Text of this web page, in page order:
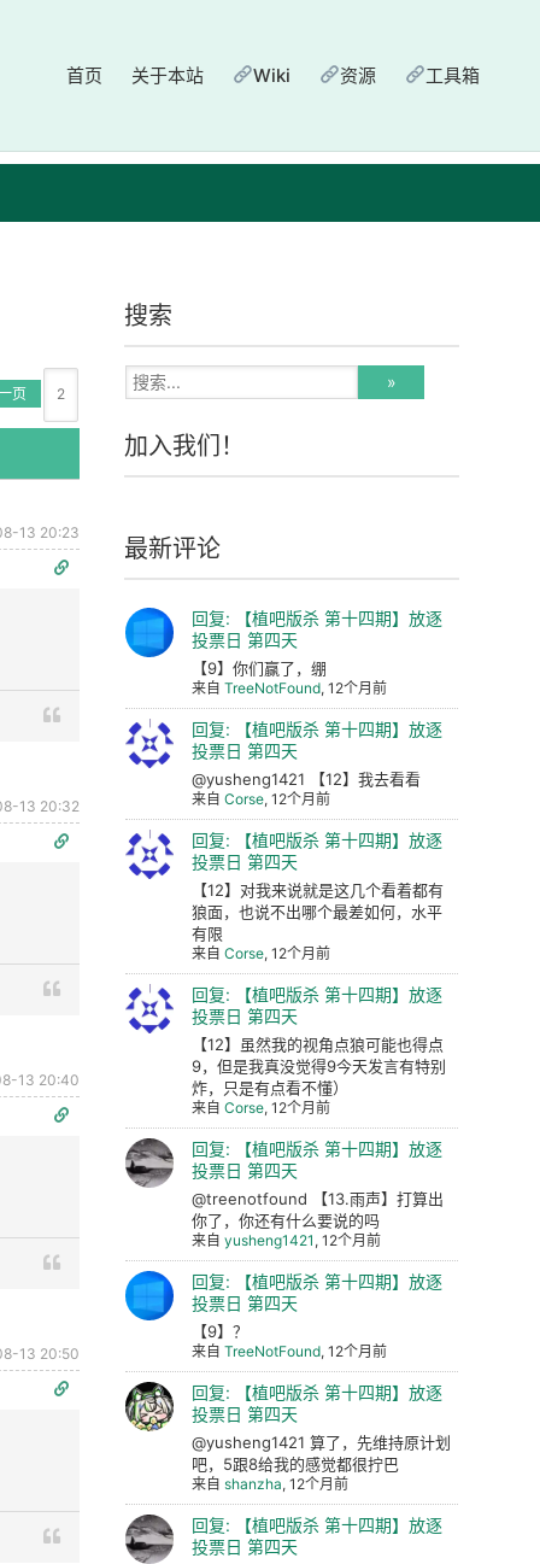
首页 关于本站 Wiki 资源 工具箱
页
13 20:23
13 20:32
13 20:40
13 20:50
搜索
加入我们！
最新评论
回复: 【植吧版杀 第十四期】放逐
投票日 第四天
【9】你们赢了，绷
来自 TreeNotFound, 12个月前
回复: 【植吧版杀 第十四期】放逐
投票日 第四天
@yusheng1421 【12】我去看看
来自 Corse, 12个月前
回复: 【植吧版杀 第十四期】放逐
投票日 第四天
【12】对我来说就是这几个看着都有
狼面，也说不出哪个最差如何，水平
有限
来自 Corse, 12个月前
回复: 【植吧版杀 第十四期】放逐
投票日 第四天
【12】虽然我的视角点狼可能也得点
9，但是我真没觉得9今天发言有特别
炸，只是有点看不懂）
来自 Corse, 12个月前
回复: 【植吧版杀 第十四期】放逐
投票日 第四天
@treenotfound 【13.雨声】打算出
你了，你还有什么要说的吗
来自 yusheng1421 , 12个月前
回复: 【植吧版杀 第十四期】放逐
投票日 第四天
【9】？
来自 TreeNotFound, 12个月前
回复: 【植吧版杀 第十四期】放逐
投票日 第四天
@yusheng1421 算了，先维持原计划
吧，5跟8给我的感觉都很拧巴
来自 shanzha, 12个月前
回复: 【植吧版杀 第十四期】放逐
投票日 第四天